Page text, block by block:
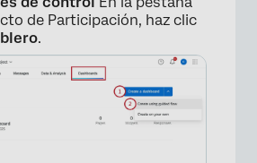
de Participación, haz clic
.